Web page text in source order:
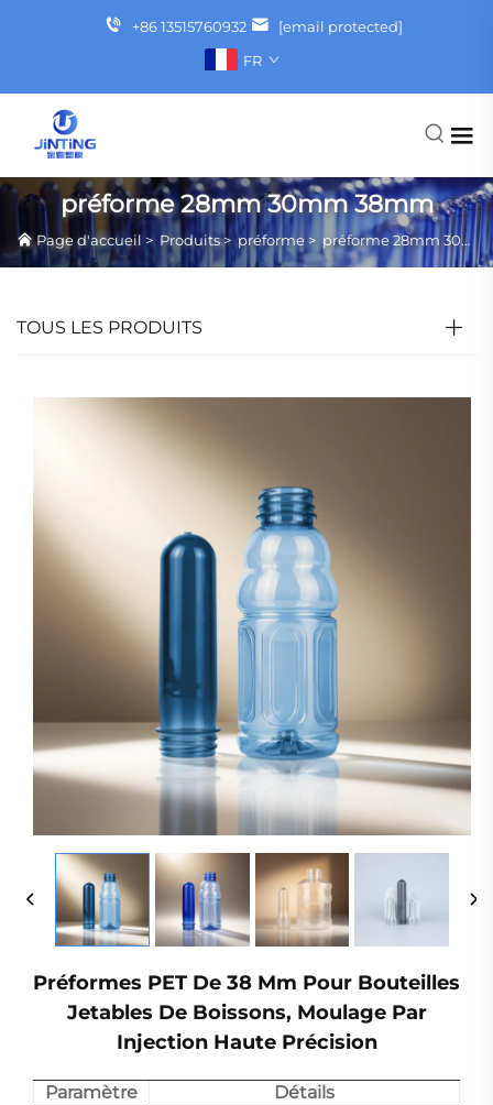
+86 13515760932
[email protected]
FR
préforme 28mm 30mm 38mm
Page d'accueil > Produits>préforme > préforme 28mm 30mm 38mm
TOUS LES PRODUITS
Préformes PET De 38 Mm Pour Bouteilles
Jetables De Boissons, Moulage Par
Injection Haute Précision
Paramètre
Détails